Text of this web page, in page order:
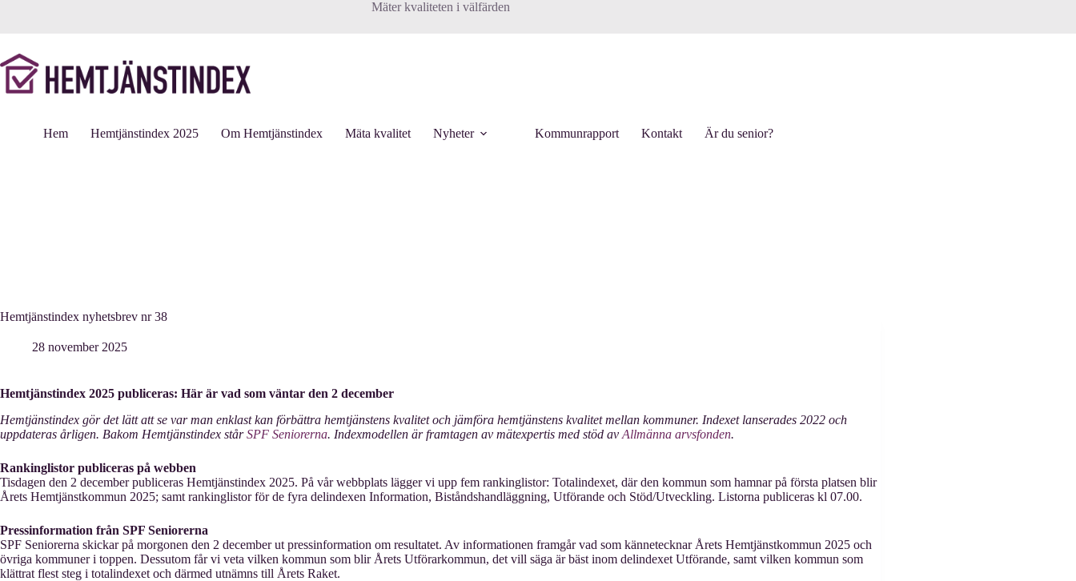
Mäter kvaliteten i välfärden
Hem Hemtjänstindex 2025 Om Hemtjänstindex Mäta kvalitet Nyheter Kommunrapport Kontakt Är du senior?
Hemtjänstindex nyhetsbrev nr 38
28 november 2025
Hemtjänstindex 2025 publiceras: Här är vad som väntar den 2 december
Hemtjänstindex gör det lätt att se var man enklast kan förbättra hemtjänstens kvalitet och jämföra hemtjänstens kvalitet mellan kommuner. Indexet lanserades 2022 och
uppdateras årligen. Bakom Hemtjänstindex stårSPF Seniorerna. Indexmodellen är framtagen av mätexpertis med stöd av Allmänna arvsfonden.
Rankinglistor publiceras på webben
Tisdagen den 2 december publiceras Hemtjänstindex 2025. På vår webbplats lägger vi upp fem rankinglistor: Totalindexet, där den kommun som hamnar på första platsen blir
Årets Hemtjänstkommun 2025; samt rankinglistor för de fyra delindexen Information, Biståndshandläggning, Utförande och Stöd/Utveckling. Listorna publiceras kl 07.00.
Pressinformation från SPF Seniorerna
SPF Seniorerna skickar på morgonen den 2 december ut pressinformation om resultatet. Av informationen framgår vad som kännetecknar Årets Hemtjänstkommun 2025 och
övriga kommuner i toppen. Dessutom får vi veta vilken kommun som blir Årets Utförarkommun, det vill säga är bäst inom delindexet Utförande, samt vilken kommun som
klättrat flest steg i totalindexet och därmed utnämns till Årets Raket.